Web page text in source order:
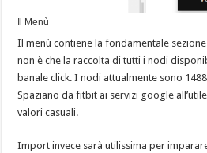
Il Menù
Il menù contiene la fondamentale
non è che la raccolta di tutti i nodi
banale click. I nodi attualmente sono
Spaziano da fitbit ai servizi google
valori casuali.
Import invece sarà utilissima per